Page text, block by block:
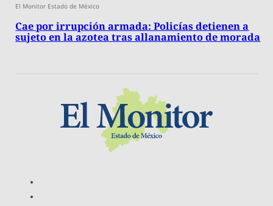
El Monitor Estado de México
Cae por irrupción armada: Policías detienen a
sujeto en la azotea tras allanamiento de morada